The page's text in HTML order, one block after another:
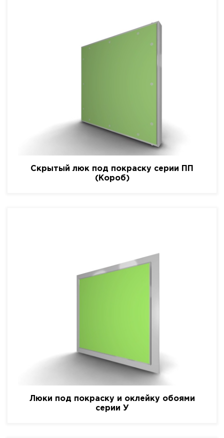
Скрытый люк под покраску серии ПП
(Короб)
Люки под покраску и оклейку обоями
серии У